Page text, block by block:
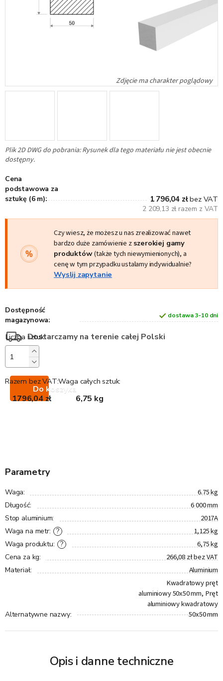
Plik 2D DWG do pobrania: Rysunek dla tego materiału nie jest obecnie
dostępny.
Cena
podstawowa za
sztukę (6 m):
1 796,04 złbez VAT
2 209,13 zł razem z VAT
Czy wiesz, że możesz u nas zrealizować nawet
bardzo duże zamówienie z szerokiej gamy
produktów(także tych niewymienionych), a
cenę w tym przypadku ustalamy indywidualnie?
Wyslij zapytanie
Dostępność
magazynowa:
dostawa 3-10 dni
Dostarczamy na terenie całej Polski
Do koszyka
Waga całych sztuk:
6,75 kg
Razem bez VAT:
1796,04 zł
Parametry
Waga: 6.75 kg
Długość: 6 000 mm
Stop aluminium: 2017A
?
Waga na metr: 1,125 kg
?
Waga produktu: 6,75 kg
Cena za kg: 266,08 zł bez VAT
Materiał: Aluminium
Alternatywne nazwy:
Kwadratowy pręt
aluminiowy 50x50 mm, Pręt
aluminiowy kwadratowy
50x50 mm
Opis i danne techniczne